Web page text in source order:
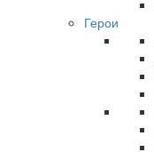
Герои